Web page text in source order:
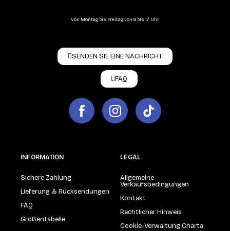
Von Montag bis Freitag von 9 bis 17 Uhr.
SENDEN SIE EINE NACHRICHT
FAQ
INFORMATION
Sichere Zahlung
Lieferung & Rücksendungen
FAQ
Größentabelle
LEGAL
Allgemeine
Verkaufsbedingungen
Kontakt
Rechtlicher Hinweis
Cookie-Verwaltung Charta